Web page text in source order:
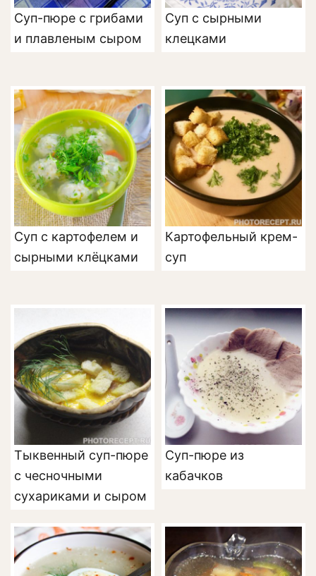
Суп-пюре с грибами
и плавленым сыром
Суп с сырными
клецками
Суп с картофелем и
сырными клёцками
Картофельный крем-
суп
Тыквенный суп-пюре
с чесночными
сухариками и сыром
Суп-пюре из
кабачков